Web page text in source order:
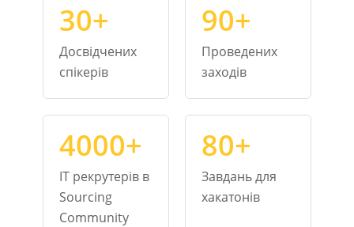
30+
Досвідчених
спікерів
90+
Проведених
заходів
4000+
IT рекрутерів в
Sourcing
Community
80+
Завдань для
хакатонів